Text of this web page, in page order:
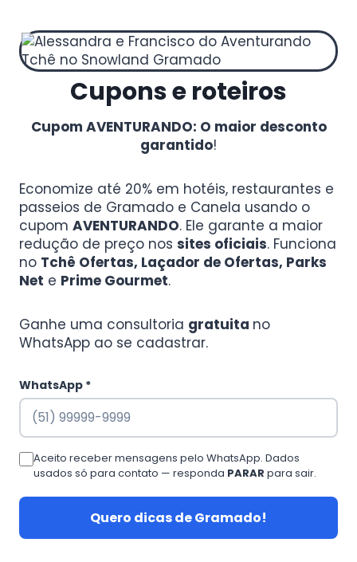
Cupons e roteiros
Cupom AVENTURANDO: O maior desconto
garantido!
Economize até 20% em hotéis, restaurantes e
passeios de Gramado e Canela usando o
cupom AVENTURANDO. Ele garante a maior
redução de preço nos sites oficiais. Funciona
no Tchê Ofertas, Laçador de Ofertas, Parks
Net e Prime Gourmet.
Ganhe uma consultoria gratuita no
WhatsApp ao se cadastrar.
WhatsApp *
Aceito receber mensagens pelo WhatsApp. Dados
usados só para contato — responda PARAR para sair.
Quero dicas de Gramado!